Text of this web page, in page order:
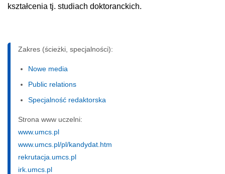
kształcenia tj. studiach doktoranckich.
Zakres (ścieżki, specjalności):
Nowe media
Public relations
Specjalność redaktorska
Strona www uczelni:
www.umcs.pl
www.umcs.pl/pl/kandydat.htm
rekrutacja.umcs.pl
irk.umcs.pl